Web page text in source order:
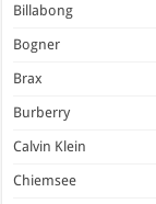
Billabong
Bogner
Brax
Burberry
Calvin Klein
Chiemsee